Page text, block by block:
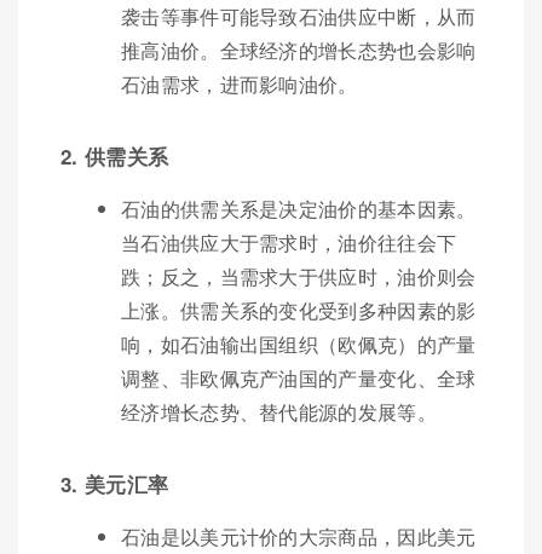
袭击等事件可能导致石油供应中断，从而
推高油价。全球经济的增长态势也会影响
石油需求，进而影响油价。
2. 供需关系
石油的供需关系是决定油价的基本因素。
当石油供应大于需求时，油价往往会下
跌；反之，当需求大于供应时，油价则会
上涨。供需关系的变化受到多种因素的影
响，如石油输出国组织（欧佩克）的产量
调整、非欧佩克产油国的产量变化、全球
经济增长态势、替代能源的发展等。
3. 美元汇率
石油是以美元计价的大宗商品，因此美元